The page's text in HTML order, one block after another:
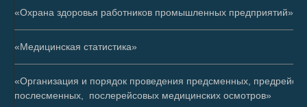
«Охрана здоровья работников промышленных предприятий»
«Медицинская статистика»
«Организация и порядок проведения предсменных,
послесменных, послерейсовых медицинских осмотров»